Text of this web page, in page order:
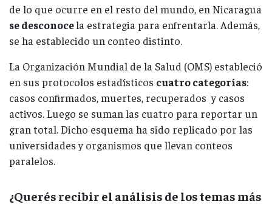
de lo que ocurre en el resto del mundo, en Nicaragua
se desconocela estrategia para enfrentarla. Además,
se ha establecido un conteo distinto.
La Organización Mundial de la Salud (OMS) estableció
en sus protocolos estadísticos cuatro categorías:
casos confirmados, muertes, recuperados y casos
activos. Luego se suman las cuatro para reportar un
gran total. Dicho esquema ha sido replicado por las
universidades y organismos que llevan conteos
paralelos.
¿Querés recibir el análisis de los temas más